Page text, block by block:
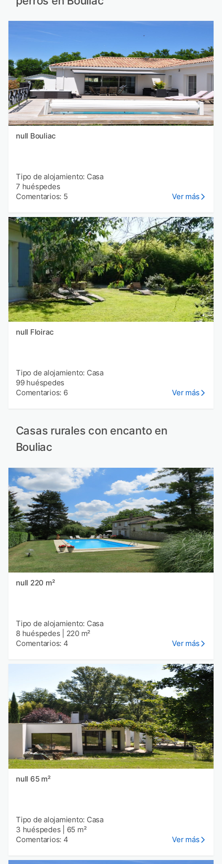
null Bouliac
Tipo de alojamiento: Casa
7 huéspedes
Comentarios: 5
Ver más
null Floirac
Tipo de alojamiento: Casa
99 huéspedes
Comentarios: 6
Ver más
Casas rurales con encanto en
Bouliac
null 220 m²
Tipo de alojamiento: Casa
8 huéspedes
220 m²
Comentarios: 4
Ver más
null 65 m²
Tipo de alojamiento: Casa
3 huéspedes
65 m²
Comentarios: 4
Ver más